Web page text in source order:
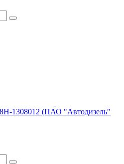
1308012 (ПАО "Автодизель"